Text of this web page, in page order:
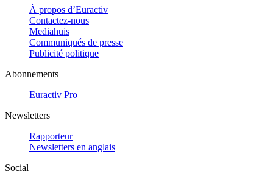
À propos d’Euractiv
Contactez-nous
Mediahuis
Communiqués de presse
Publicité politique
Abonnements
Euractiv Pro
Newsletters
Rapporteur
Newsletters en anglais
Social